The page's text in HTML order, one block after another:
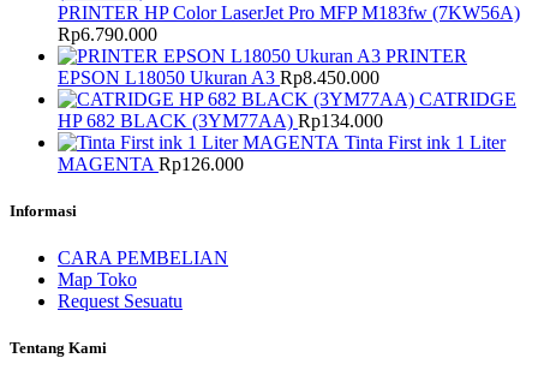
PRINTER HP Color LaserJet Pro MFP M183fw (7KW56A)
Rp6.790.000
PRINTER
EPSON L18050 Ukuran A3 Rp8.450.000
CATRIDGE
HP 682 BLACK (3YM77AA) Rp134.000
Tinta First ink 1 Liter
MAGENTA Rp126.000
Informasi
CARA PEMBELIAN
Map Toko
Request Sesuatu
Tentang Kami